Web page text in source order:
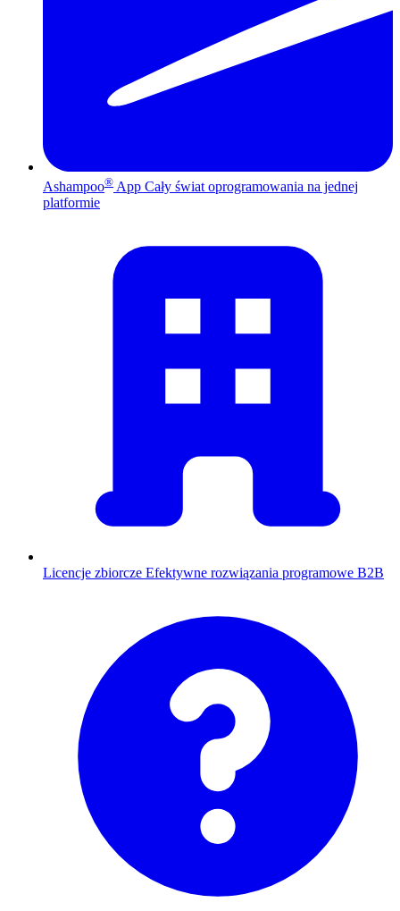
Ashampoo® App Cały świat oprogramowania na jednej
platformie
Licencje zbiorcze Efektywne rozwiązania programowe B2B